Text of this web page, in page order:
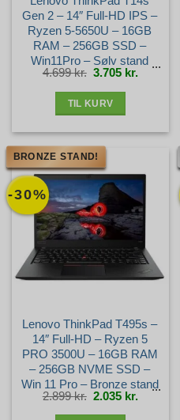
Gen 2 – 14″ Full-HD IPS –
Ryzen 5-5650U – 16GB
RAM – 256GB SSD –
Win11Pro – Sølv stand
4.699kr. Den
oprindelige
pris
3.705 kr. Den
aktuelle
pris
TIL KURV
-30%
BRONZE STAND!
Lenovo ThinkPad T495s –
14″ Full-HD – Ryzen 5
PRO 3500U – 16GB RAM
– 256GB NVME SSD –
Win 11 Pro – Bronze stand
2.899kr. Den
oprindelige
pris
2.035 kr. Den
aktuelle
pris